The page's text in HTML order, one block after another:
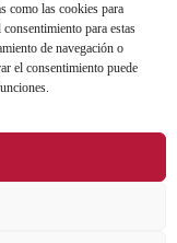
como las cookies para
para estas
de navegación o
el consentimiento puede
DE TRATAMIENTO